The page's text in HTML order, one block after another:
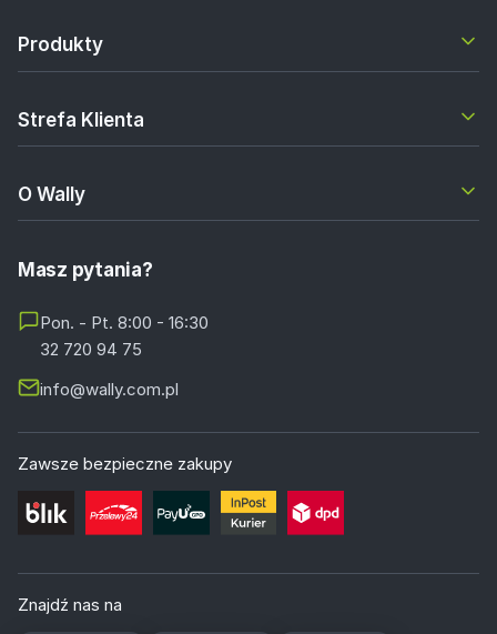
Produkty
Strefa Klienta
O Wally
Masz pytania?
Pon. - Pt. 8:00 - 16:30
32 720 94 75
info@wally.com.pl
Zawsze bezpieczne zakupy
Znajdź nas na